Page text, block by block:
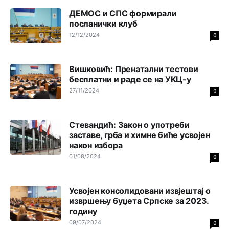
ДЕМОС и СПС формирали
посланички клуб
12/12/2024 0
Вишковић: Пренатални тестови
бесплатни и раде се на УКЦ-у
27/11/2024 0
Стевандић: Закон о употреби
заставе, грба и химне биће усвојен
након избора
01/08/2024 0
Усвојен консолидовани извјештај о
извршењу буџета Српске за 2023.
годину
09/07/2024 0
saniraju glavnu cijev.
Анонимно2553747 јуче 7:41
označena kao rak rana RS.
Анонимно2022778 јуче 8:21
sred grada!!!!!
Анонимно2801129 јуче 8:50
skuplje pa koristi vodu koja mu je jeftinija
Анонимно2798926 јуче 10:04